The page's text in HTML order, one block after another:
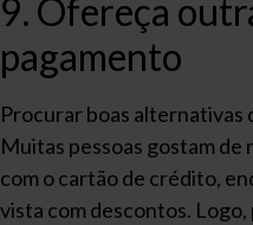
9. Ofereça
pagamento
Procurar boas alternativas
Muitas pessoas gostam de
com o cartão de crédito,
vista com descontos.